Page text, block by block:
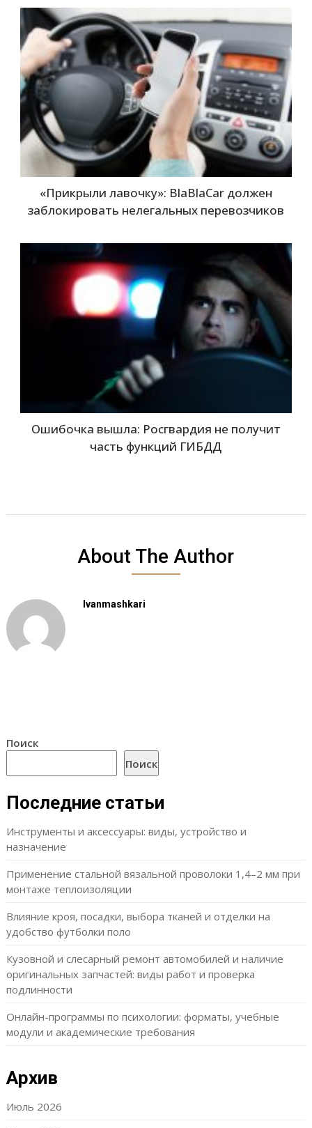
«Прикрыли лавочку»: BlaBlaCar должен
заблокировать нелегальных перевозчиков
Ошибочка вышла: Росгвардия не получит
часть функций ГИБДД
About The Author
Ivanmashkari
Поиск
Поиск
Последние статьи
Инструменты и аксессуары: виды, устройство и
назначение
Применение стальной вязальной проволоки 1,4–2 мм при
монтаже теплоизоляции
Влияние кроя, посадки, выбора тканей и отделки на
удобство футболки поло
Кузовной и слесарный ремонт автомобилей и наличие
оригинальных запчастей: виды работ и проверка
подлинности
Онлайн-программы по психологии: форматы, учебные
модули и академические требования
Архив
Июль 2026